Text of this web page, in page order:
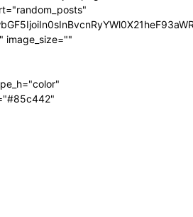
image_size=""